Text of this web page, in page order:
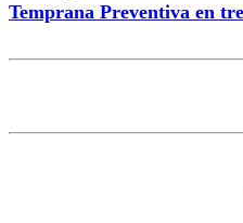
Temprana Preventiva en